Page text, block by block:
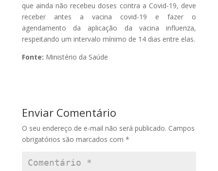
que ainda não recebeu doses contra a Covid-19, deve
receber antes a vacina covid-19 e fazer o
agendamento da aplicação da vacina influenza,
respeitando um intervalo mínimo de 14 dias entre elas.
Fonte: Ministério da Saúde
Enviar Comentário
O seu endereço de e-mail não será publicado. Campos
obrigatórios são marcados com *